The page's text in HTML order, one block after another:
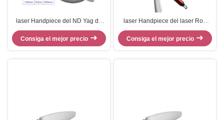
laser Handpiece del ND Yag de
1064nm 532nm 1320nm para el
retiro del tatuaje
Consiga el mejor precio
laser Handpiece del laser Rod
Handheld Tattoo Removal Nd Yag
del diámetro de 7m m
Consiga el mejor precio